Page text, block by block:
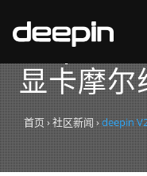
deepin
显卡摩尔
首页›社区新闻›deepin